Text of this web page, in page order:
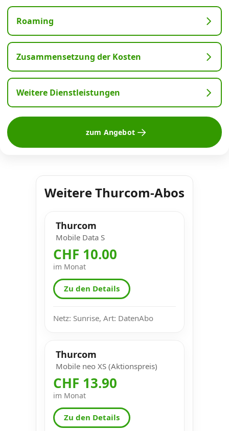
Roaming
Zusammensetzung der Kosten
Weitere Dienstleistungen
zum Angebot
Weitere Thurcom-Abos
Thurcom
Mobile Data S
CHF 10.00
im Monat
Zu den Details
Netz: Sunrise, Art: DatenAbo
Thurcom
Mobile neo XS (Aktionspreis)
CHF 13.90
im Monat
Zu den Details